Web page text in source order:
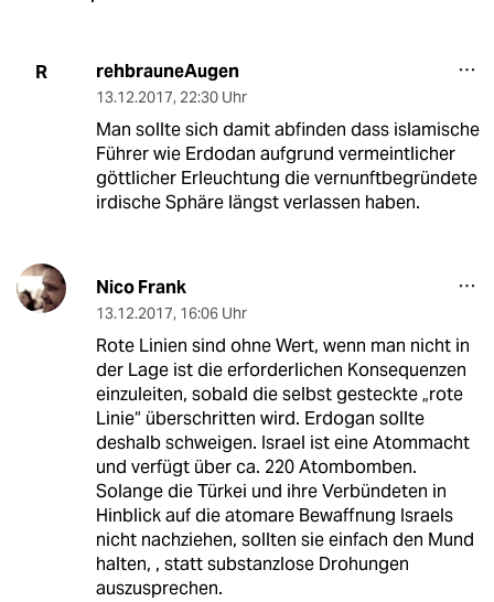
R rehbrauneAugen
13.12.2017, 22:30 Uhr
Man sollte sich damit abfinden dass islamische
Führer wie Erdodan aufgrund vermeintlicher
göttlicher Erleuchtung die vernunftbegründete
irdische Sphäre längst verlassen haben.
Nico Frank
13.12.2017, 16:06 Uhr
Rote Linien sind ohne Wert, wenn man nicht in
der Lage ist die erforderlichen Konsequenzen
einzuleiten, sobald die selbst gesteckte „rote
Linie“ überschritten wird. Erdogan sollte
deshalb schweigen. Israel ist eine Atommacht
und verfügt über ca. 220 Atombomben.
Solange die Türkei und ihre Verbündeten in
Hinblick auf die atomare Bewaffnung Israels
nicht nachziehen, sollten sie einfach den Mund
halten, , statt substanzlose Drohungen
auszusprechen.